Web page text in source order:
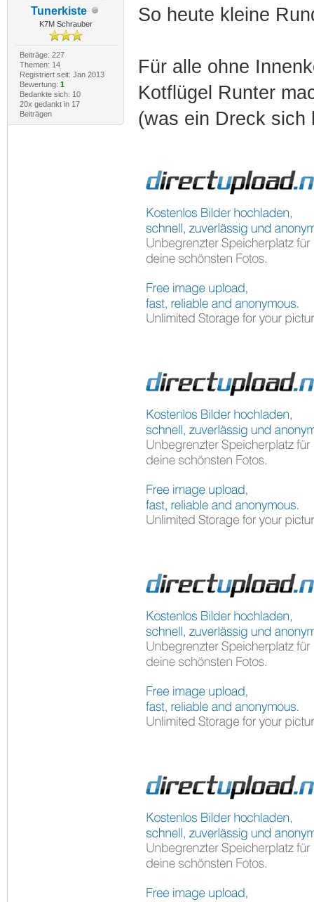
Tunerkiste
K7M Schrauber
Beiträge: 227
Themen: 14
Registriert seit: Jan 2013
Bewertung: 1
Bedankte sich: 10
20x gedankt in 17
Beiträgen
So heute kleine
Für alle ohne
Kotflügel Runter
(was ein Dreck sich